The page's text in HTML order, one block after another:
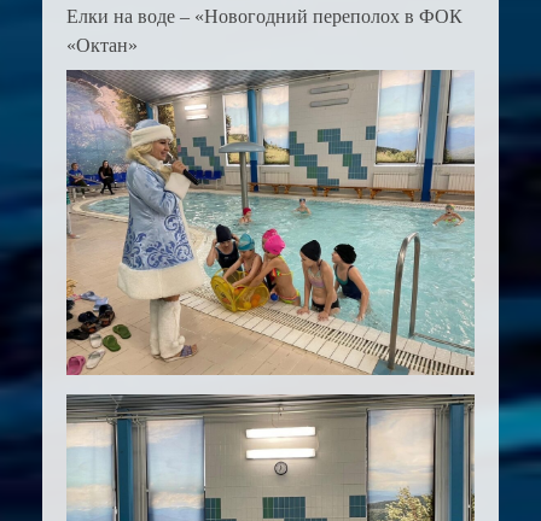
Елки на воде – «Новогодний переполох в ФОК
«Октан»